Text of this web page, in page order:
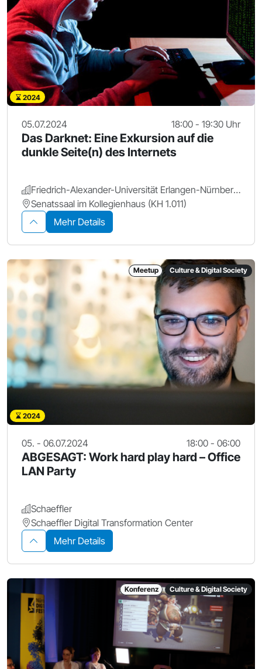
2024
05.07.2024 18:00 - 19:30 Uhr
Das Darknet: Eine Exkursion auf die
dunkle Seite(n) des Internets
Friedrich-Alexander-Universität Erlangen-Nürnberg.
Senatssaal im Kollegienhaus (KH 1.011)
Mehr Details
Meetup Culture & Digital Society
2024
05. - 06.07.2024 18:00 - 06:00
ABGESAGT: Work hard play hard – Office
LAN Party
Schaeffler
Schaeffler Digital Transformation Center
Mehr Details
Konferenz Culture & Digital Society